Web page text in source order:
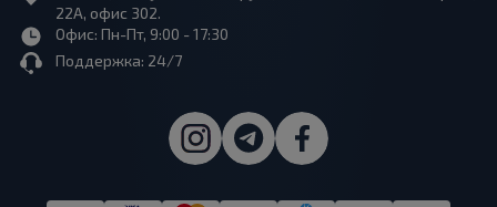
22А, офис 302.
Офис: Пн-Пт, 9:00 - 17:30
Поддержка: 24/7